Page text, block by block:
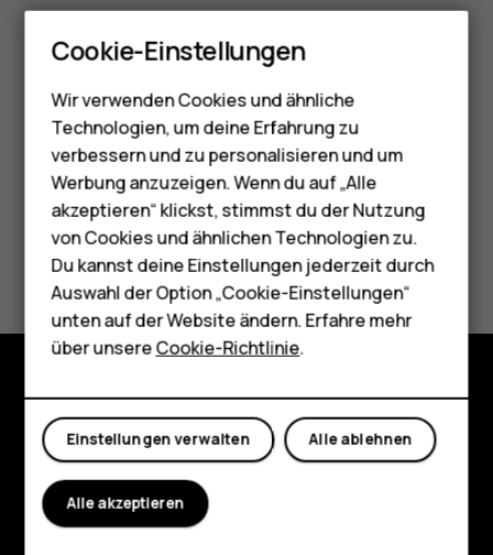
Smartphones
Feature Phones
Telefone für Senioren
Zubehör
HMD Terra M
Für Unternehmen
Tablets
Shop
Mein Konto
System
und schalten Sie24-Stunden-Formatein.
Did you find this helpful?
Ja Nein
Shop
Über
Planet and people
Cookie-Einstellungen
Wir verwenden Cookies und ähnliche
Technologien, um deine Erfahrung zu
verbessern und zu personalisieren und um
Werbung anzuzeigen. Wenn du auf „Alle
akzeptieren“ klickst, stimmst du der Nutzung
von Cookies und ähnlichen Technologien zu.
Du kannst deine Einstellungen jederzeit durch
Auswahl der Option „Cookie-Einstellungen“
unten auf der Website ändern. Erfahre mehr
über unsereCookie-Richtlinie.
Alle ablehnen
Einstellungen verwalten
Alle akzeptieren